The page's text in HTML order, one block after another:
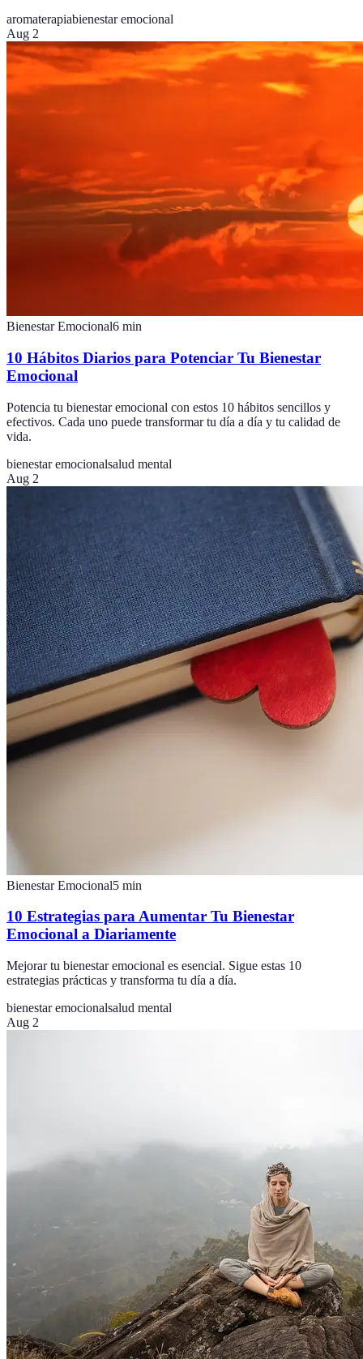
aromaterapiabienestar emocional
Aug 2
Bienestar Emocional6 min
10 Hábitos Diarios para Potenciar Tu Bienestar
Emocional
Potencia tu bienestar emocional con estos 10 hábitos sencillos y
efectivos. Cada uno puede transformar tu día a día y tu calidad de
vida.
bienestar emocionalsalud mental
Aug 2
Bienestar Emocional5 min
10 Estrategias para Aumentar Tu Bienestar
Emocional a Diariamente
Mejorar tu bienestar emocional es esencial. Sigue estas 10
estrategias prácticas y transforma tu día a día.
bienestar emocionalsalud mental
Aug 2